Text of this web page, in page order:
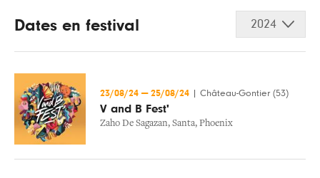
Dates en festival 2024
23/08/24 — 25/08/24 Château-Gontier (53)
V and B Fest'
Zaho De Sagazan, Santa, Phoenix